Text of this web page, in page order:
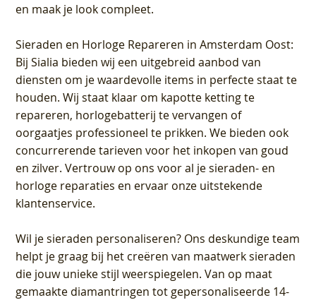
en maak je look compleet.
Sieraden en Horloge Repareren in Amsterdam Oost:
Bij Sialia bieden wij een uitgebreid aanbod van
diensten om je waardevolle items in perfecte staat te
houden. Wij staat klaar om kapotte ketting te
repareren, horlogebatterij te vervangen of
oorgaatjes professioneel te prikken. We bieden ook
concurrerende tarieven voor het inkopen van goud
en zilver. Vertrouw op ons voor al je sieraden- en
horloge reparaties en ervaar onze uitstekende
klantenservice.
Wil je sieraden personaliseren? Ons deskundige team
helpt je graag bij het creëren van maatwerk sieraden
die jouw unieke stijl weerspiegelen. Van op maat
gemaakte diamantringen tot gepersonaliseerde 14-